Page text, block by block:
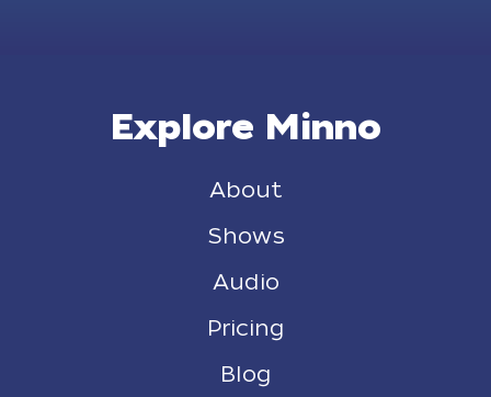
Explore Minno
About
Shows
Audio
Pricing
Blog